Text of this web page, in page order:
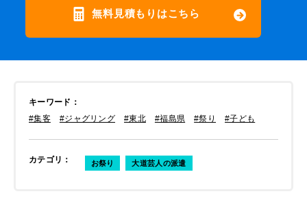
無料見積もりはこちら
キーワード ：
#集客
#ジャグリング #東北 #福島県 #祭り #子ども
カテゴリ ： お祭り 大道芸人の派遣